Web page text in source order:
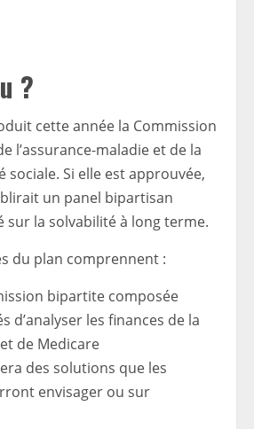
?
cette année la Commission
l’assurance-maladie et de la
sociale. Si elle est approuvée,
un panel bipartisan
sur la solvabilité à long terme.
du plan comprennent :
bipartite composée
d’analyser les finances de la
de Medicare
des solutions que les
envisager ou sur